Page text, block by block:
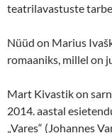
teatrilavastuste
Nüüd on Marius
romaaniks, millel on
Mart Kivastik on
2014. aastal
„Vares“ (Johannes